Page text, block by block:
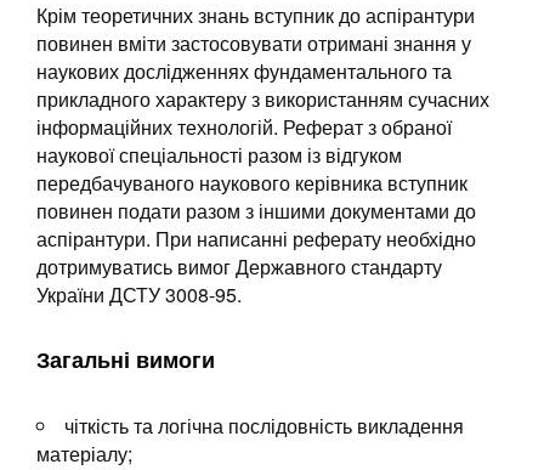
Крім теоретичних знань вступник до аспірантури
повинен вміти застосовувати отримані знання у
наукових дослідженнях фундаментального та
прикладного характеру з використанням сучасних
інформаційних технологій. Реферат з обраної
наукової спеціальності разом із відгуком
передбачуваного наукового керівника вступник
повинен подати разом з іншими документами до
аспірантури. При написанні реферату необхідно
дотримуватись вимог Державного стандарту
України ДСТУ 3008-95.
Загальні вимоги
чіткість та логічна послідовність викладення
матеріалу;